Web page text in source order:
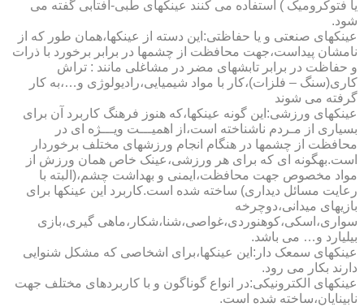
یا فتوکرومیک ) استفاده می کنند عینکهای طبی-آفتابی گفته می
شود.
عینکهای صنعتی و یا حفاظتی:این دسته از عینکها،همان طور که از
نامشان پیداست،جهت محافظت از چشمها در برابر برخورد با ذرات
و حفاظت در برابر تابشهای مضر در مشاغلی مانند : تراش
کاری(سنگ – فلزات)،کار با مواد شیمیایی،رادیولوژی و…،به کار
گرفته می شوند
عینکهای ورزشی:این گونه عینکها،که هنوز فرهنگ کاربرد آن برای
بسیاری از مـردم ناشناخته است،از اهمیـــت ویـــژه ای در
محافظت از چشمها در هنگام انجام ورزشهای مختلف برخوردار
است.به­گونه ای که برای هر ورزشی،عینک خاص همان ورزش از
مواد مخصوص جهت محافظت،ایمنی و بهداشت چشم،(البته با
رعایت مسائل دیداری) ساخته شده است.کاربرد این عینکها برای
بازیهای میدانی،دوچرخه
سواری،اسکی،کوهنوردی،غواصی،شنا،شکار،ماهی گیری،بازی
بیلیارد و… می باشد.
عینکهای سمعک دار:این عینکها،برای اشخاصی که مشکل شنوایی
دارند بکار می رود.
عینکهای الکترونیکی:در انواع گوناگون و با کاربردهای مختلف جهت
نابینایان،ساخته شده است.